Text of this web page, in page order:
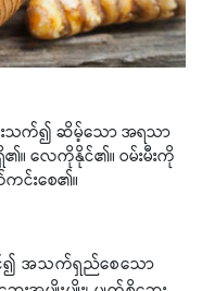
ါးသက်၍ ဆိမ့်သော အရသာ
။ လေကိုနိုင်၏။ ဝမ်းမီးကို
င်းစေ၏။
င်၍ အသက်ရှည်စေသော